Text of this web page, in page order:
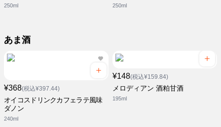
250ml 250ml
あま酒
¥368(税込¥397.44)
オイコスドリンクカフェラテ風味
ダノン
240ml
¥148(税込¥159.84)
メロディアン 酒粕甘酒
195ml